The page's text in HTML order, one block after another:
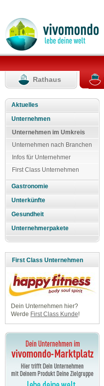
Rathaus
Aktuelles
Unternehmen
Unternehmen im Umkreis
Unternehmen nach Branchen
Infos für Unternehmer
First Class Unternehmen
Gastronomie
Unterkünfte
Gesundheit
Unternehmerpakete
First Class Unternehmen
Dein Unternehmen hier?
Werde First Class Kunde!